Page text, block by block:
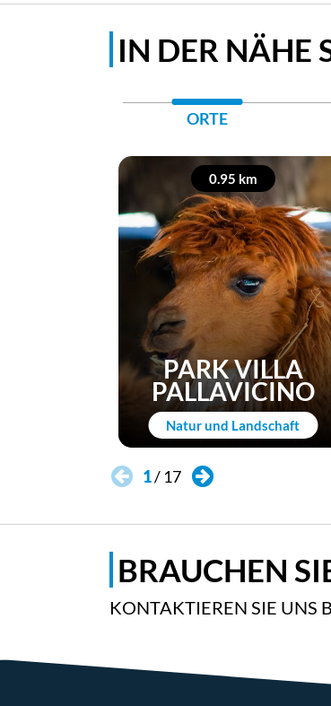
IN DER NÄHE
ORTE
0.95 km
Natur und Landschaft
PARK VILLA
PALLAVICINO
1/ 17
BRAUCHEN
KONTAKTIEREN SIE UNS